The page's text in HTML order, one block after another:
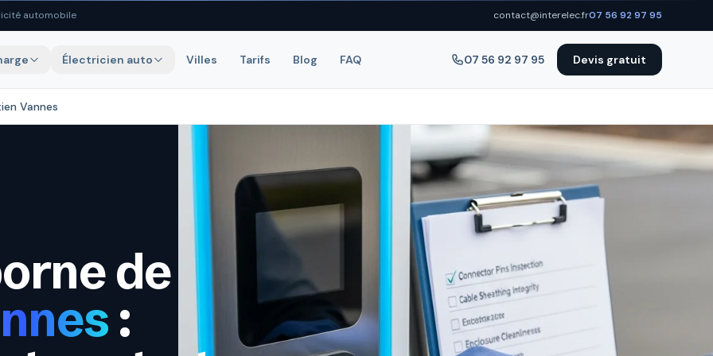
automobile contact@interelec.fr07 56 92 97 95
Électricien auto Villes Tarifs Blog FAQ 07 56 92 97 95 Devis gratuit
Vannes
de
: